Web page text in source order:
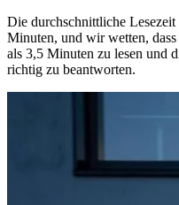
Die durchschnittliche
Minuten, und wir wetten,
als 3,5 Minuten zu lesen und
richtig zu beantworten.